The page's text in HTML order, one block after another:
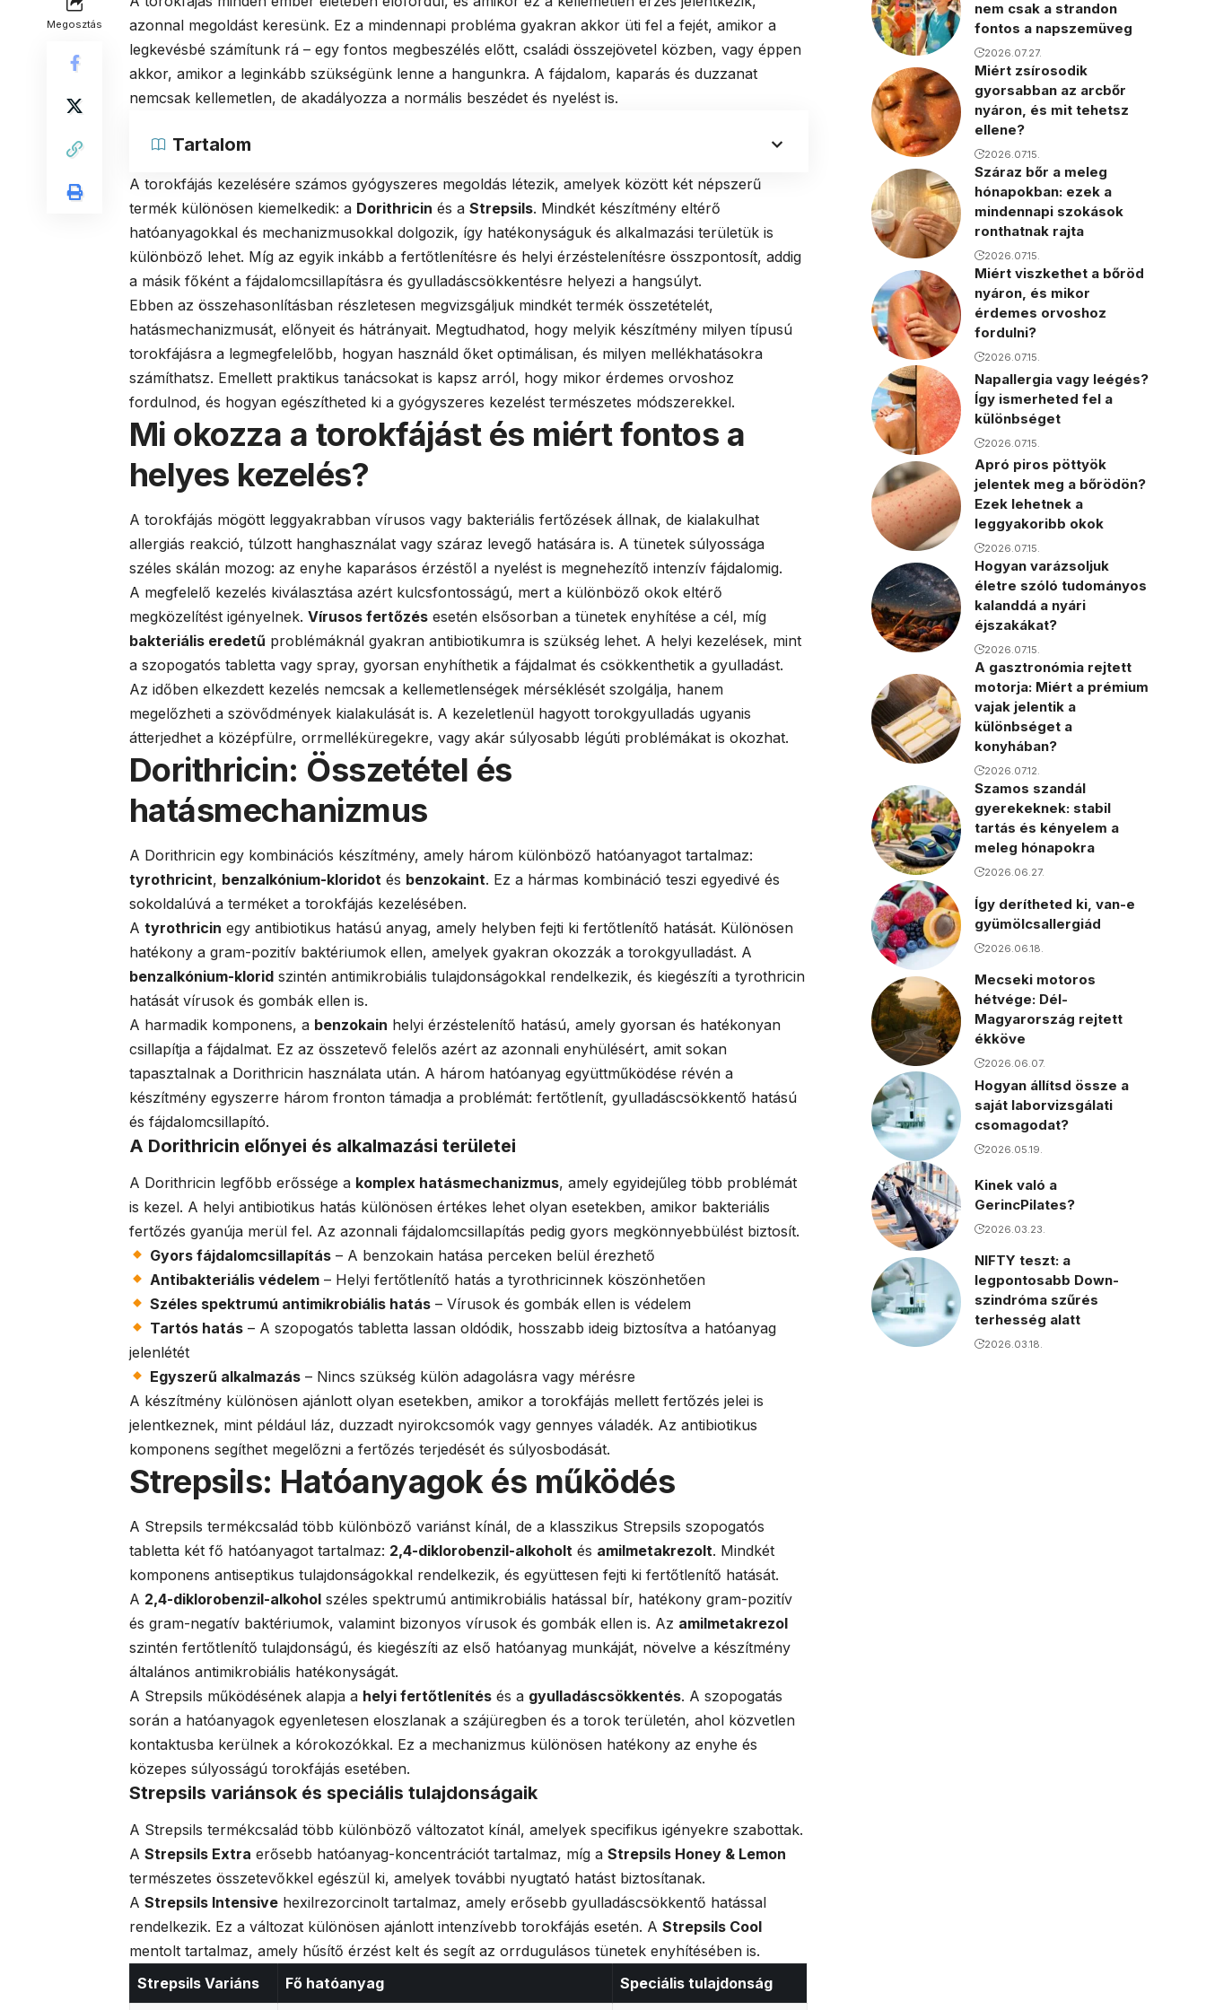
Megosztás
azonnal megoldást keresünk. Ez a mindennapi probléma gyakran akkor üti fel a fejét, amikor a
legkevésbé számítunk rá – egy fontos megbeszélés előtt, családi összejövetel közben, vagy éppen
akkor, amikor a leginkább szükségünk lenne a hangunkra. A fájdalom, kaparás és duzzanat
nemcsak kellemetlen, de akadályozza a normális beszédet és nyelést is.
Tartalom
A torokfájás kezelésére számos gyógyszeres megoldás létezik, amelyek között két népszerű
termék különösen kiemelkedik: a Dorithricin és a Strepsils. Mindkét készítmény eltérő
hatóanyagokkal és mechanizmusokkal dolgozik, így hatékonyságuk és alkalmazási területük is
különböző lehet. Míg az egyik inkább a fertőtlenítésre és helyi érzéstelenítésre összpontosít, addig
a másik főként a fájdalomcsillapításra és gyulladáscsökkentésre helyezi a hangsúlyt.
Ebben az összehasonlításban részletesen megvizsgáljuk mindkét termék összetételét,
hatásmechanizmusát, előnyeit és hátrányait. Megtudhatod, hogy melyik készítmény milyen típusú
torokfájásra a legmegfelelőbb, hogyan használd őket optimálisan, és milyen mellékhatásokra
számíthatsz. Emellett praktikus tanácsokat is kapsz arról, hogy mikor érdemes orvoshoz
fordulnod, és hogyan egészítheted ki a gyógyszeres kezelést természetes módszerekkel.
Mi okozza a torokfájást és miért fontos a
helyes kezelés?
A torokfájás mögött leggyakrabban vírusos vagy bakteriális fertőzések állnak, de kialakulhat
allergiás reakció, túlzott hanghasználat vagy száraz levegő hatására is. A tünetek súlyossága
széles skálán mozog: az enyhe kaparásos érzéstől a nyelést is megnehezítő intenzív fájdalomig.
A megfelelő kezelés kiválasztása azért kulcsfontosságú, mert a különböző okok eltérő
megközelítést igényelnek. Vírusos fertőzés esetén elsősorban a tünetek enyhítése a cél, míg
bakteriális eredetű problémáknál gyakran antibiotikumra is szükség lehet. A helyi kezelések, mint
a szopogatós tabletta vagy spray, gyorsan enyhíthetik a fájdalmat és csökkenthetik a gyulladást.
Az időben elkezdett kezelés nemcsak a kellemetlenségek mérséklését szolgálja, hanem
megelőzheti a szövődmények kialakulását is. A kezeletlenül hagyott torokgyulladás ugyanis
átterjedhet a középfülre, orrmelléküregekre, vagy akár súlyosabb légúti problémákat is okozhat.
Dorithricin: Összetétel és
hatásmechanizmus
A Dorithricin egy kombinációs készítmény, amely három különböző hatóanyagot tartalmaz:
tyrothricint, benzalkónium-kloridot és benzokaint. Ez a hármas kombináció teszi egyedivé és
sokoldalúvá a terméket a torokfájás kezelésében.
A tyrothricin egy antibiotikus hatású anyag, amely helyben fejti ki fertőtlenítő hatását. Különösen
hatékony a gram-pozitív baktériumok ellen, amelyek gyakran okozzák a torokgyulladást. A
benzalkónium-klorid szintén antimikrobiális tulajdonságokkal rendelkezik, és kiegészíti a tyrothricin
hatását vírusok és gombák ellen is.
A harmadik komponens, a benzokain helyi érzéstelenítő hatású, amely gyorsan és hatékonyan
csillapítja a fájdalmat. Ez az összetevő felelős azért az azonnali enyhülésért, amit sokan
tapasztalnak a Dorithricin használata után. A három hatóanyag együttműködése révén a
készítmény egyszerre három fronton támadja a problémát: fertőtlenít, gyulladáscsökkentő hatású
és fájdalomcsillapító.
A Dorithricin előnyei és alkalmazási területei
A Dorithricin legfőbb erőssége a komplex hatásmechanizmus, amely egyidejűleg több problémát
is kezel. A helyi antibiotikus hatás különösen értékes lehet olyan esetekben, amikor bakteriális
fertőzés gyanúja merül fel. Az azonnali fájdalomcsillapítás pedig gyors megkönnyebbülést biztosít.
Gyors fájdalomcsillapítás – A benzokain hatása perceken belül érezhető
Antibakteriális védelem – Helyi fertőtlenítő hatás a tyrothricinnek köszönhetően
Széles spektrumú antimikrobiális hatás – Vírusok és gombák ellen is védelem
Tartós hatás – A szopogatós tabletta lassan oldódik, hosszabb ideig biztosítva a hatóanyag
jelenlétét
Egyszerű alkalmazás – Nincs szükség külön adagolásra vagy mérésre
A készítmény különösen ajánlott olyan esetekben, amikor a torokfájás mellett fertőzés jelei is
jelentkeznek, mint például láz, duzzadt nyirokcsomók vagy gennyes váladék. Az antibiotikus
komponens segíthet megelőzni a fertőzés terjedését és súlyosbodását.
Strepsils: Hatóanyagok és működés
A Strepsils termékcsalád több különböző variánst kínál, de a klasszikus Strepsils szopogatós
tabletta két fő hatóanyagot tartalmaz: 2,4-diklorobenzil-alkoholt és amilmetakrezolt. Mindkét
komponens antiseptikus tulajdonságokkal rendelkezik, és együttesen fejti ki fertőtlenítő hatását.
A 2,4-diklorobenzil-alkohol széles spektrumú antimikrobiális hatással bír, hatékony gram-pozitív
és gram-negatív baktériumok, valamint bizonyos vírusok és gombák ellen is. Az amilmetakrezol
szintén fertőtlenítő tulajdonságú, és kiegészíti az első hatóanyag munkáját, növelve a készítmény
általános antimikrobiális hatékonyságát.
A Strepsils működésének alapja a helyi fertőtlenítés és a gyulladáscsökkentés. A szopogatás
során a hatóanyagok egyenletesen eloszlanak a szájüregben és a torok területén, ahol közvetlen
kontaktusba kerülnek a kórokozókkal. Ez a mechanizmus különösen hatékony az enyhe és
közepes súlyosságú torokfájás esetében.
Strepsils variánsok és speciális tulajdonságaik
A Strepsils termékcsalád több különböző változatot kínál, amelyek specifikus igényekre szabottak.
A Strepsils Extra erősebb hatóanyag-koncentrációt tartalmaz, míg a Strepsils Honey & Lemon
természetes összetevőkkel egészül ki, amelyek további nyugtató hatást biztosítanak.
A Strepsils Intensive hexilrezorcinolt tartalmaz, amely erősebb gyulladáscsökkentő hatással
rendelkezik. Ez a változat különösen ajánlott intenzívebb torokfájás esetén. A Strepsils Cool
mentolt tartalmaz, amely hűsítő érzést kelt és segít az orrdugulásos tünetek enyhítésében is.
Strepsils Variáns
Fő hatóanyag Speciális tulajdonság
nem csak a strandon
fontos a napszemüveg
2026.07.27.
Miért zsírosodik
gyorsabban az arcbőr
nyáron, és mit tehetsz
ellene?
2026.07.15.
Száraz bőr a meleg
hónapokban: ezek a
mindennapi szokások
ronthatnak rajta
2026.07.15.
Miért viszkethet a bőröd
nyáron, és mikor
érdemes orvoshoz
fordulni?
2026.07.15.
Napallergia vagy leégés?
Így ismerheted fel a
különbséget
2026.07.15.
Apró piros pöttyök
jelentek meg a bőrödön?
Ezek lehetnek a
leggyakoribb okok
2026.07.15.
Hogyan varázsoljuk
életre szóló tudományos
kalanddá a nyári
éjszakákat?
2026.07.15.
A gasztronómia rejtett
motorja: Miért a prémium
vajak jelentik a
különbséget a
konyhában?
2026.07.12.
Szamos szandál
gyerekeknek: stabil
tartás és kényelem a
meleg hónapokra
2026.06.27.
Így derítheted ki, van-e
gyümölcsallergiád
2026.06.18.
Mecseki motoros
hétvége: Dél-
Magyarország rejtett
ékköve
2026.06.07.
Hogyan állítsd össze a
saját laborvizsgálati
csomagodat?
2026.05.19.
Kinek való a
GerincPilates?
2026.03.23.
NIFTY teszt: a
legpontosabb Down-
szindróma szűrés
terhesség alatt
2026.03.18.